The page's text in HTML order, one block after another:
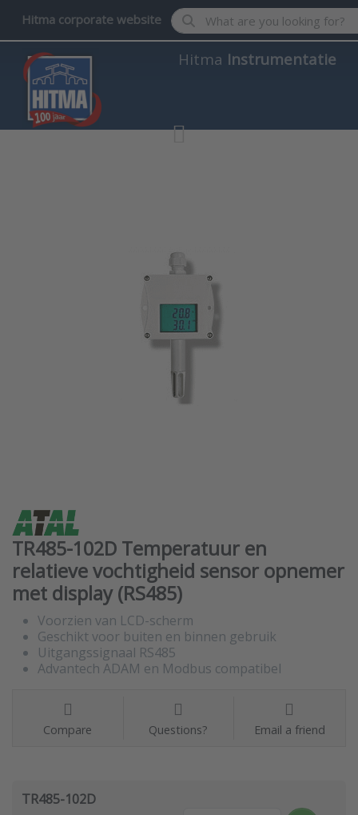
Hitma corporate website Enter a search term. Results
Hitma Instrumentatie
TR485-102D Temperatuur en
relatieve vochtigheid sensor opnemer
met display (RS485)
Voorzien van LCD-scherm
Geschikt voor buiten en binnen gebruik
Uitgangssignaal RS485
Advantech ADAM en Modbus compatibel
Compare Questions? Email a friend
TR485-102D